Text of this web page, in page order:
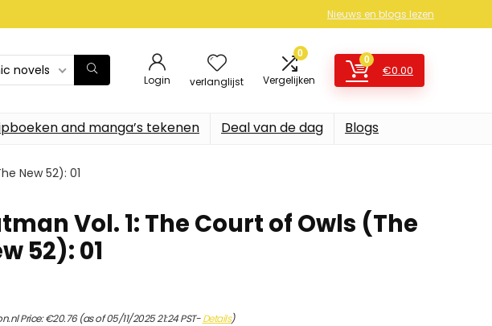
Nieuws en blogs lezen
novels
Login verlanglijst
0
Vergelijken
0
€0.00
and manga’s tekenen Deal van de dag Blogs
New 52): 01
Vol. 1: The Court of Owls (The
52): 01
Price:€20.76(as of 05/11/2025 21:24 PST-Details)